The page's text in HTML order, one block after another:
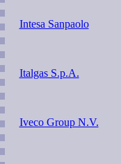
Intesa Sanpaolo
Italgas S.p.A.
Iveco Group N.V.